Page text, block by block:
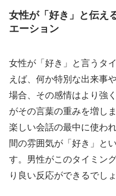
女性が「好き」と伝え
エーション
女性が「好き」と言うタ
えば、何か特別な出来事
場合、その感情はより強
がその言葉の重みを増し
楽しい会話の最中に使わ
間の雰囲気が「好き」と
す。男性がこのタイミン
り良い反応ができるでしょ